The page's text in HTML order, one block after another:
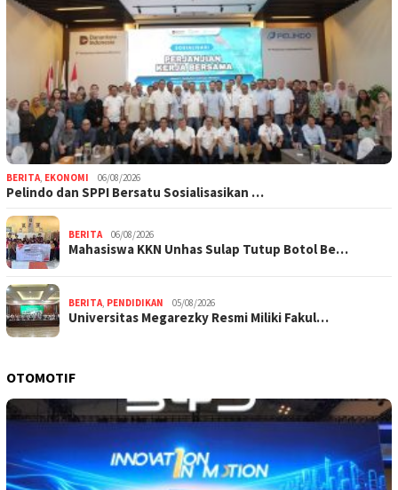
BERITA, EKONOMI 06/08/2026
Pelindo dan SPPI Bersatu Sosialisasikan …
BERITA 06/08/2026
Mahasiswa KKN Unhas Sulap Tutup Botol Be…
BERITA, PENDIDIKAN 05/08/2026
Universitas Megarezky Resmi Miliki Fakul…
OTOMOTIF